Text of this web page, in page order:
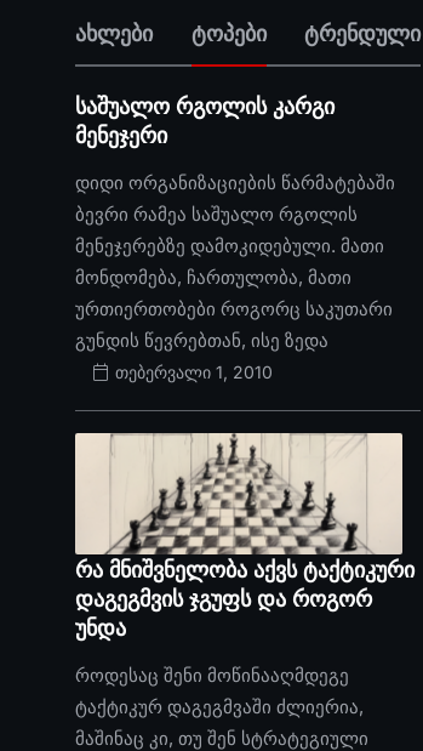
ახლები ტოპები ტრენდული
საშუალო რგოლის კარგი
მენეჯერი
დიდი ორგანიზაციების წარმატებაში
ბევრი რამეა საშუალო რგოლის
მენეჯერებზე დამოკიდებული. მათი
მონდომება, ჩართულობა, მათი
ურთიერთობები როგორც საკუთარი
გუნდის წევრებთან, ისე ზედა
თებერვალი 1, 2010
რა მნიშვნელობა აქვს ტაქტიკური
დაგეგმვის ჯგუფს და როგორ
უნდა
როდესაც შენი მოწინააღმდეგე
ტაქტიკურ დაგეგმვაში ძლიერია,
მაშინაც კი, თუ შენ სტრატეგიული